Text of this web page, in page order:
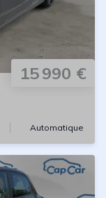
15 990 €
Automatique